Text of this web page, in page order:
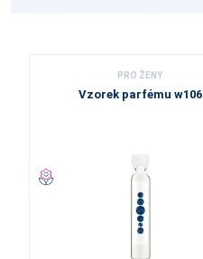
PRO ŽENY
Vzorek parfému w106